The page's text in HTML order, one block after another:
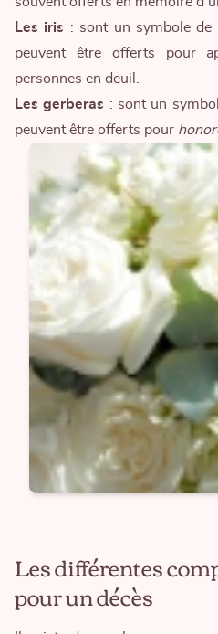
Les iris : sont un symbole de
peuvent être offerts pour
personnes en deuil.
Les gerberas : sont un
peuvent être offerts pour
Les différentes
pour un décès